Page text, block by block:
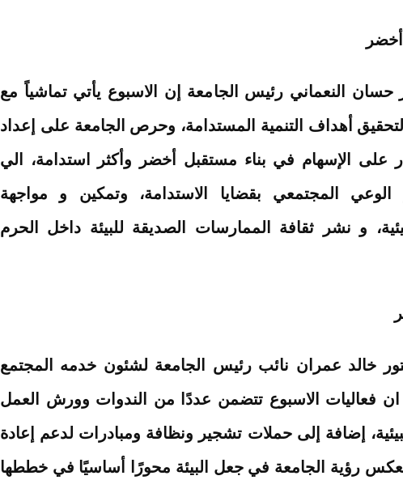
حسان النعماني رئيس الجامعة إن الاسبوع يأتي تماشياً مع
أهداف التنمية المستدامة، وحرص الجامعة على إعداد
على الإسهام في بناء مستقبل أخضر وأكثر استدامة، الي
المجتمعي بقضايا الاستدامة، وتمكين و مواجهة
و نشر ثقافة الممارسات الصديقة للبيئة داخل الحرم
خالد عمران نائب رئيس الجامعة لشئون خدمه المجتمع
ان فعاليات الاسبوع تتضمن عددًا من الندوات وورش العمل
إضافة إلى حملات تشجير ونظافة ومبادرات لدعم إعادة
يعكس رؤية الجامعة في جعل البيئة محورًا أساسيًا في خططها